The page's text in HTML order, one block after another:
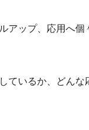
アップ、応用へ
ているか、どん